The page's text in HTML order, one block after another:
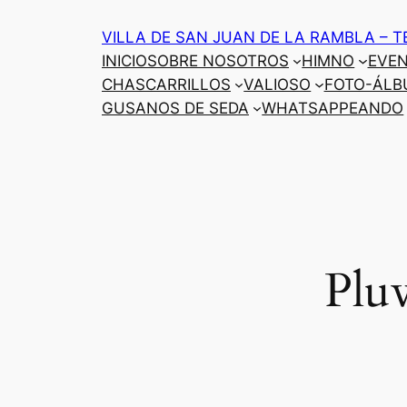
VILLA DE SAN JUAN DE LA RAMBLA –
INICIOSOBRE NOSOTROS HIMNO
CHASCARRILLOS
VALIOSO FOTO-
GUSANOS DE SEDA
WHATSAPPEANDO